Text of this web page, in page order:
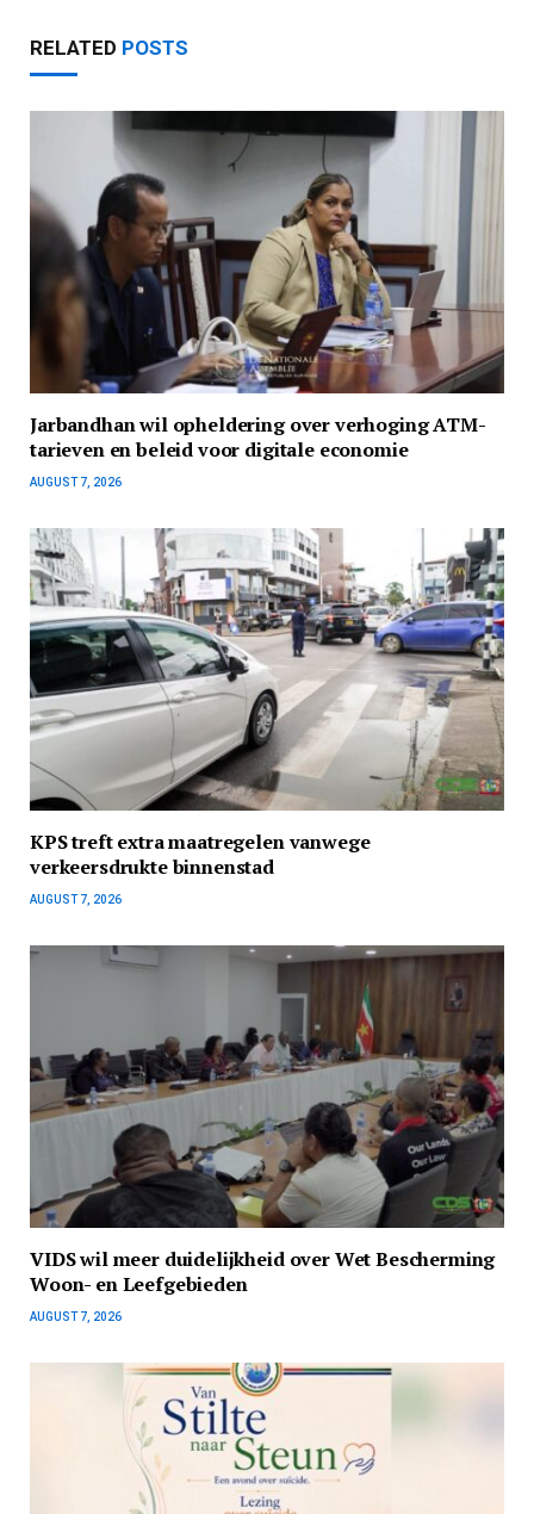
RELATED POSTS
Jarbandhan wil opheldering over verhoging ATM-
tarieven en beleid voor digitale economie
AUGUST 7, 2026
KPS treft extra maatregelen vanwege
verkeersdrukte binnenstad
AUGUST 7, 2026
VIDS wil meer duidelijkheid over Wet Bescherming
Woon- en Leefgebieden
AUGUST 7, 2026